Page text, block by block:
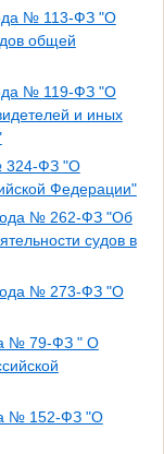
№ 113-ФЗ "О
общей
№ 119-ФЗ "О
и иных
324-ФЗ "О
Федерации"
№ 262-ФЗ "Об
судов в
№ 273-ФЗ "О
№ 79-ФЗ " О
№ 152-ФЗ "О